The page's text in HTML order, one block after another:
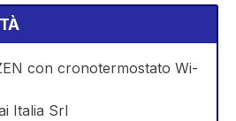
con cronotermostato Wi-
Italia Srl